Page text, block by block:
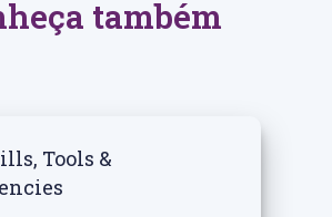
também
Tools &